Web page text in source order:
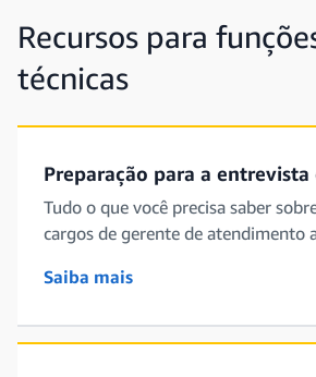
Recursos para
técnicas
Preparação para a entrevista
Tudo o que você precisa saber
cargos de gerente de atendimento
Saiba mais